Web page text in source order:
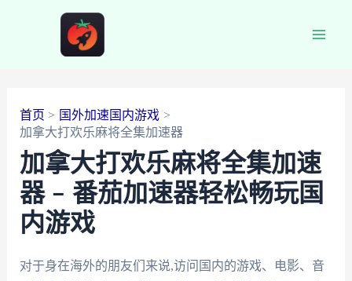
首页
国外加速国内游戏
加拿大打欢乐麻将全集加速器
加拿大打欢乐麻将全集加速
器 – 番茄加速器轻松畅玩国
内游戏
对于身在海外的朋友们来说,访问国内的游戏、电影、音